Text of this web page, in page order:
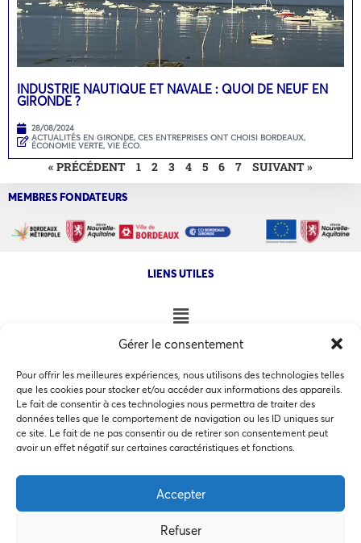
Gérer le consentement
Pour offrir les meilleures expériences, nous utilisons des technologies telles
que les cookies pour stocker et/ou accéder aux informations des appareils.
Le fait de consentir à ces technologies nous permettra de traiter des
données telles que le comportement de navigation ou les ID uniques sur
ce site. Le fait de ne pas consentir ou de retirer son consentement peut
avoir un effet négatif sur certaines caractéristiques et fonctions.
Accepter
Refuser
Ce site utilise des cookies pour les statistiques et pour
politique de confidentialité
Accepter
INDUSTRIE NAUTIQUE ET NAVALE : QUOI DE NEUF EN
GIRONDE ?
28/08/2024
ACTUALITÉS EN GIRONDE, CES ENTREPRISES ONT CHOISI BORDEAUX,
ÉCONOMIE VERTE, VIE ÉCO.
« PRÉCÉDENT 1 2 3 4 5 6 7 SUIVANT »
MEMBRES FONDATEURS
LIENS UTILES
NOS AUTRES SITES
COPYRIGHT @ 2026 - INVEST IN BORDEAUX - 32 Allées d'Orléans